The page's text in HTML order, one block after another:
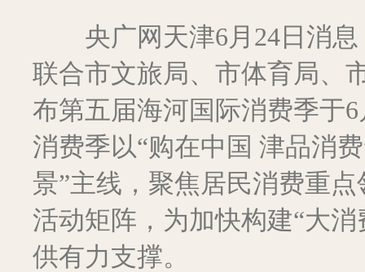
央广网天津6月24日消息
联合市文旅局、市体育局、
布第五届海河国际消费季于
消费季以“购在中国 津品消
景”主线，聚焦居民消费重
活动矩阵，为加快构建“大
供有力支撑。